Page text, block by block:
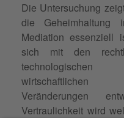
Die Untersuchung
die Geheimhaltung
Mediation essenziell
sich mit den
wirtschaftlichen
Veränderungen
Vertraulichkeit wird